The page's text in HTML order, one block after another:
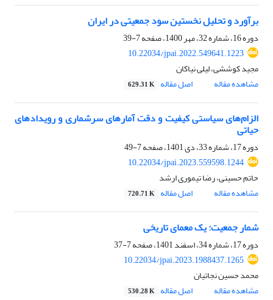
برآورد و تحلیل نخستین سود جمعیتی در ایران
دوره 16، شماره 32، مهر 1400، صفحه
7-39
10.22034/jpai.2022.549641.1223
مجید کوششی، لیلی نیاکان
مشاهده مقاله
اصل مقاله 629.31 K
الزام‌های سیاستی کیفیت و دقت آمار‌های سرشماری و رویدادهای
حیاتی
دوره 17، شماره 33، دی 1401، صفحه
7-49
10.22034/jpai.2023.559598.1244
حاتم حسینی، رضا تیموری ارشد
مشاهده مقاله
اصل مقاله 720.71 K
شمار جمعیت: یک معمای تاریخی
دوره 17، شماره 34، اسفند 1401، صفحه
7-37
10.22034/jpai.2023.1988437.1265
محمد حسین نجاتیان
مشاهده مقاله
اصل مقاله 530.28 K